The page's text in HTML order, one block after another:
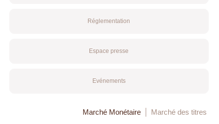
Réglementation
Espace presse
Evénements
Marché Monétaire Marché des titres